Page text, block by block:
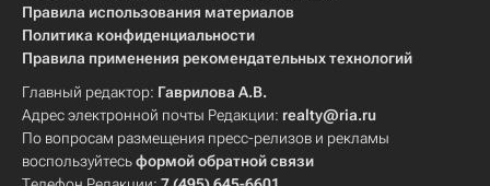
Правила использования материалов
Политика конфиденциальности
Правила применения рекомендательных технологий
Главный редактор: Гаврилова А.В.
Адрес электронной почты Редакции: realty@ria.ru
По вопросам размещения пресс-релизов и рекламы
воспользуйтесьформой обратной связи